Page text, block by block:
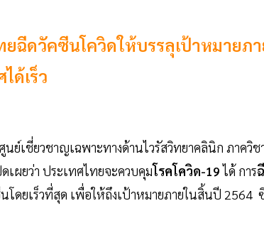
ฉีดวัคซีนโควิดให้บรรลุเป้าหมายภ
ด้เร็ว
ย์เชี่ยวชาญเฉพาะทางด้านไวรัสวิทยาคลินิก ภาควิ
เผยว่า ประเทศไทยจะควบคุมโรคโควิด-19ได้ การ
ดยเร็วที่สุด เพื่อให้ถึงเป้าหมายภายในสิ้นปี 2564